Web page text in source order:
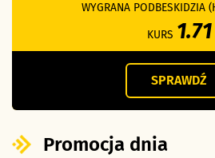
WYGRANA PODBESKIDZIA
KURS 1.71
SPRAWDŹ
Promocja dnia